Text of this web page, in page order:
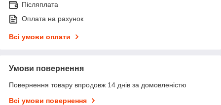
Післяплата
Оплата на рахунок
Всі умови оплати
Умови повернення
Повернення товару впродовж 14 днів за домовленістю
Всі умови повернення